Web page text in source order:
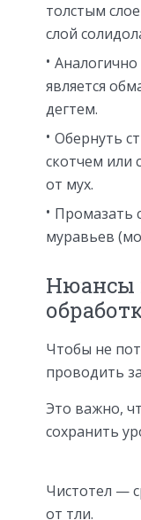
толстым
слой
является
дегтем.
Обернуть
скотчем или
от мух.
Промазать
муравьев
Нюансы
Чтобы не
проводить
Это важно,
сохранить
Чистотел —
от тли.